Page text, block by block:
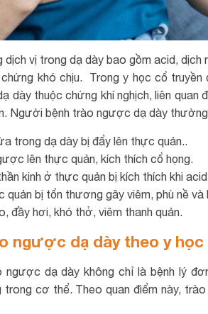
dịch vị trong dạ dày bao gồm acid,
khó chịu. Trong y học cổ
dày thuộc chứng khí nghịch, liên quan
Người bệnh trào ngược dạ dày
trong dạ dày bị đẩy lên thực quản..
lên thực quản, kích thích cổ họng.
kinh ở thực quản bị kích thích khi
quản bị tổn thương gây viêm, phù nề và
đầy hơi, khó thở, viêm thanh quản.
ngược dạ dày theo y
ngược dạ dày không chỉ là bệnh lý
cơ thể. Theo quan điểm này,